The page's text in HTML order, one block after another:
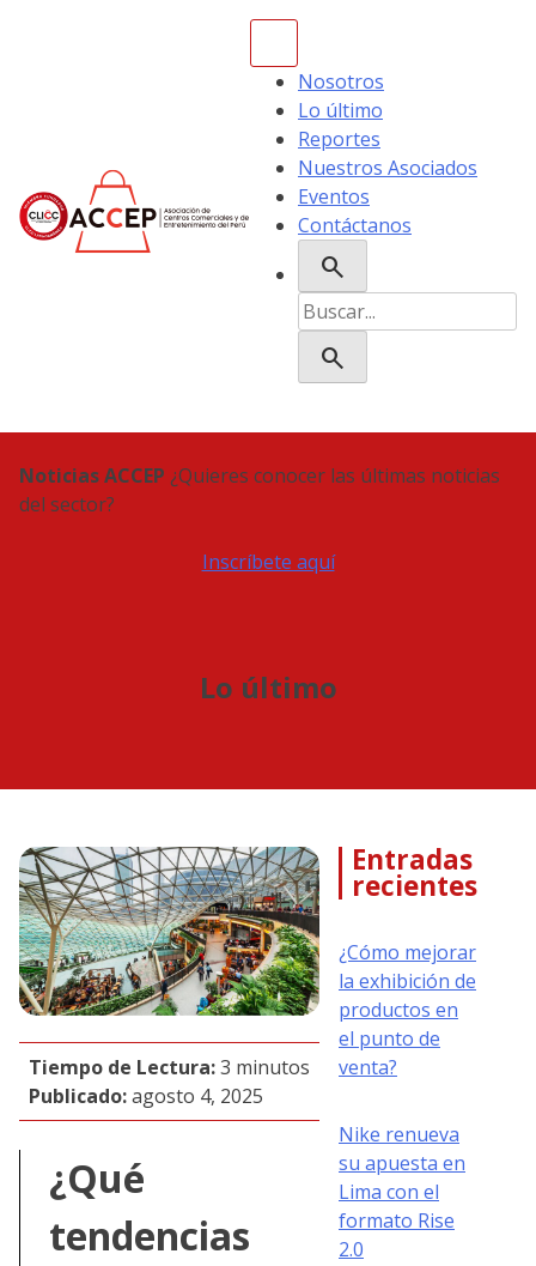
Nosotros
Lo último
Reportes
Nuestros Asociados
Eventos
Contáctanos
search
Buscar:
search
Noticias ACCEP ¿Quieres conocer las últimas noticias
del sector?
Inscríbete aquí
Lo último
Tiempo de Lectura:3 minutos
Publicado:agosto 4, 2025
¿Qué
tendencias
Entradas
recientes
¿Cómo mejorar
la exhibición de
productos en
el punto de
venta?
Nike renueva
su apuesta en
Lima con el
formato Rise
2.0